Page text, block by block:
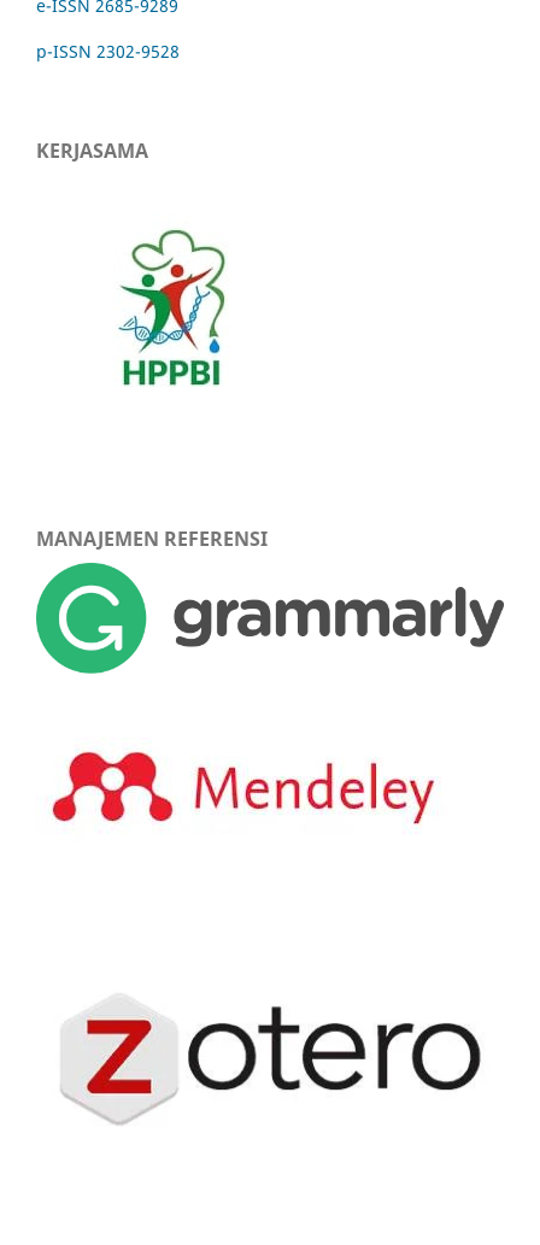
e-ISSN 2685-9289
p-ISSN 2302-9528
KERJASAMA
MANAJEMEN REFERENSI